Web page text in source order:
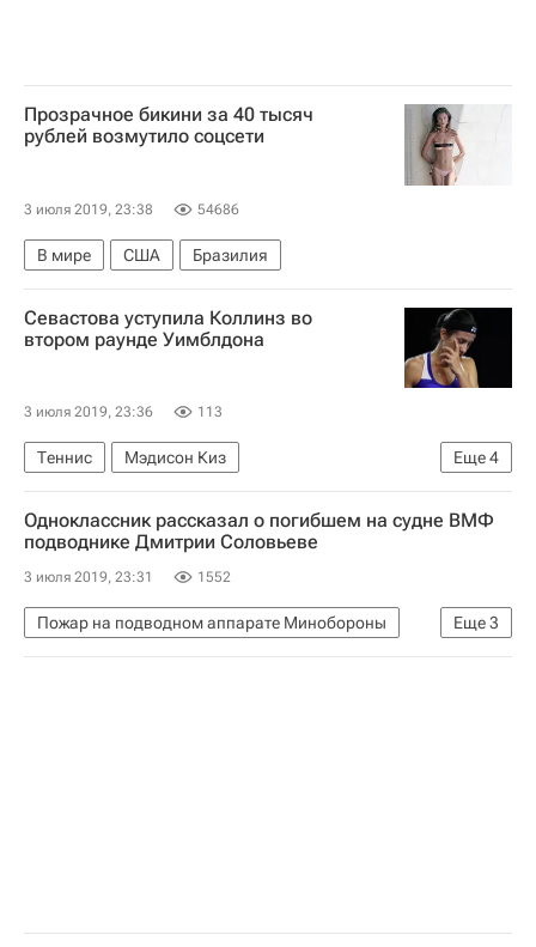
Прозрачное бикини за 40 тысяч
рублей возмутило соцсети
3 июля 2019, 23:38 54686
В мире США Бразилия
Севастова уступила Коллинз во
втором раунде Уимблдона
3 июля 2019, 23:36 113
Еще4
Теннис
Мэдисон Киз
Магдалена Рыбарикова
Анастасия Потапова
Уимблдон
Анастасия Севастова
Одноклассник рассказал о погибшем на судне ВМФ
подводнике Дмитрии Соловьеве
3 июля 2019, 23:31 1552
Еще3
Пожар на подводном аппарате Минобороны
Происшествия
Брянская область Россия